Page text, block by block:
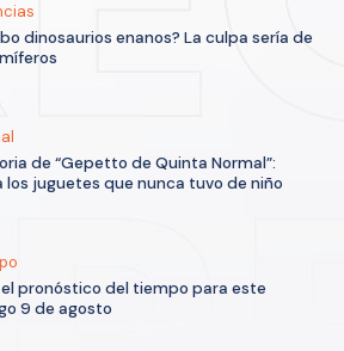
dinosaurios enanos? La culpa sería de
de “Gepetto de Quinta Normal”:
los juguetes que nunca tuvo de niño
el pronóstico del tiempo para este
9 de agosto